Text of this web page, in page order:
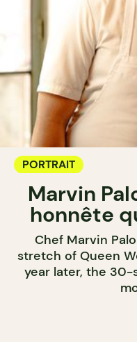
PORTRAIT
Marvin
honnête
Chef Marvin
stretch of Queen
year later, the